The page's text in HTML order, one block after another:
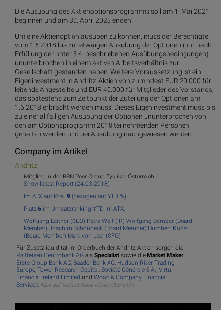
Die Ausübung des Aktienoptionsprogramms soll am 1. Mai 2021
beginnen und am 30. April 2023 enden.
Um eine Aktienoption ausüben zu können, muss der Berechtigte
vom 1.5.2018 bis zur etwaigen Ausübung der Optionen (nur nach
Erfüllung der unter 3.4. beschriebenen Ausübungsbedingungen)
ununterbrochen in einem aktiven Arbeitsverhältnis zur
Gesellschaft gestanden haben. Weitere Voraussetzung ist ein
Eigeninvestment in Andritz-Aktien von zumindest EUR 20.000 für
leitende Angestellte und EUR 40.000 für Mitglieder des Vorstands,
das spätestens zum Zeitpunkt der Zuteilung der Optionen am
1.6.2018 erbracht werden muss. Dieses Eigeninvestment muss bis
zu einer allfälligen Ausübung der Optionen ununterbrochen von
den am Optionsprogramm 2018 teilnehmenden Personen
gehalten werden und bei Ausübung nachgewiesen werden.
Company im Artikel
Andritz
Mitglied in der BSN Peer-Group Zykliker Österreich
Show latest Report (24.03.2018)
Im ATX auf Pos. 9 (bezogen auf YTD %).
Platz 6 im Umsatzranking YTD im ATX.
Wolfgang Leitner (CEO) Petra Wolf (IR) Wolfgang Semper (Board
Member) Joachim Schönbeck (Board Member) Humbert Köfler
(Board Member) Mark von Laer (CFO)
Für Zusatzliquidität im Orderbuch der Andritz-Aktien sorgen die
Raiffeisen Centrobank AG als Specialist sowie die Market Maker
Erste Group Bank AG, Baader Bank AG, Hudson River Trading
Europe, Tower Research Capital, Société Générale S.A., Virtu
Financial Ireland Limited und Wood & Company Financial
Services, Klick auf Institut/Bank öffnet Übersicht.